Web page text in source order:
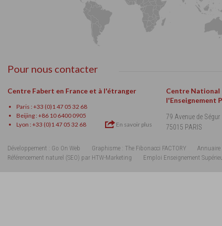
Pour nous contacter
Centre Fabert en France et à l'étranger
Paris : +33 (0)1 47 05 32 68
Beijing : +86 10 6400 0905
Lyon : +33 (0)1 47 05 32 68
En savoir plus
Centre National
l'Enseignement
79 Avenue de Ségur
75015 PARIS
Développement : Go On Web Graphisme : The Fibonacci FACTORY
Annuaire
Référencement naturel (SEO) par HTW-Marketing
Emploi Enseignement